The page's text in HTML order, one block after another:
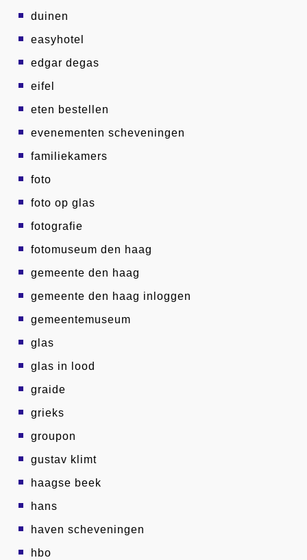
duinen
easyhotel
edgar degas
eifel
eten bestellen
evenementen scheveningen
familiekamers
foto
foto op glas
fotografie
fotomuseum den haag
gemeente den haag
gemeente den haag inloggen
gemeentemuseum
glas
glas in lood
graide
grieks
groupon
gustav klimt
haagse beek
hans
haven scheveningen
hbo